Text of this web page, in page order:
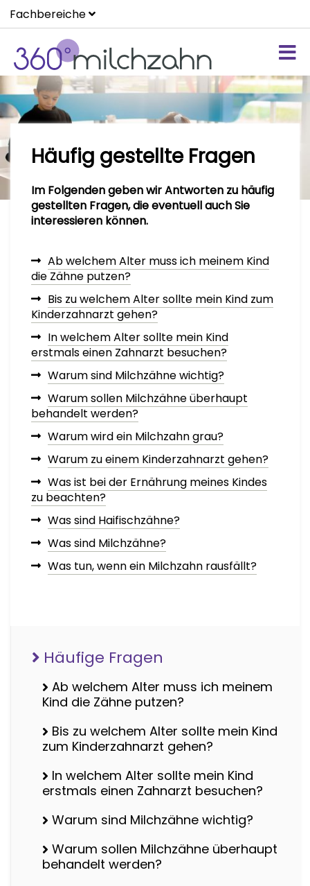
Fachbereiche
Häufig gestellte Fragen
Im Folgenden geben wir Antworten zu häufig
gestellten Fragen, die eventuell auch Sie
interessieren können.
Ab welchem Alter muss ich meinem Kind
die Zähne putzen?
Bis zu welchem Alter sollte mein Kind zum
Kinderzahnarzt gehen?
In welchem Alter sollte mein Kind
erstmals einen Zahnarzt besuchen?
Warum sind Milchzähne wichtig?
Warum sollen Milchzähne überhaupt
behandelt werden?
Warum wird ein Milchzahn grau?
Warum zu einem Kinderzahnarzt gehen?
Was ist bei der Ernährung meines Kindes
zu beachten?
Was sind Haifischzähne?
Was sind Milchzähne?
Was tun, wenn ein Milchzahn rausfällt?
Häufige Fragen
Ab welchem Alter muss ich meinem
Kind die Zähne putzen?
Bis zu welchem Alter sollte mein Kind
zum Kinderzahnarzt gehen?
In welchem Alter sollte mein Kind
erstmals einen Zahnarzt besuchen?
Warum sind Milchzähne wichtig?
Warum sollen Milchzähne überhaupt
behandelt werden?